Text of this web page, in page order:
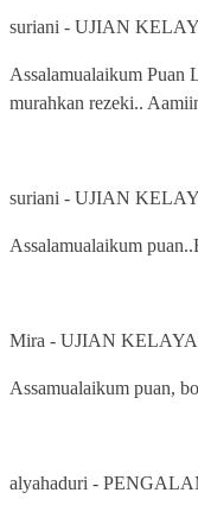
suriani - UJIAN
Assalamualaikum Puan
murahkan rezeki..
suriani - UJIAN
Assalamualaikum
Mira - UJIAN
Assamualaikum puan,
alyahaduri -